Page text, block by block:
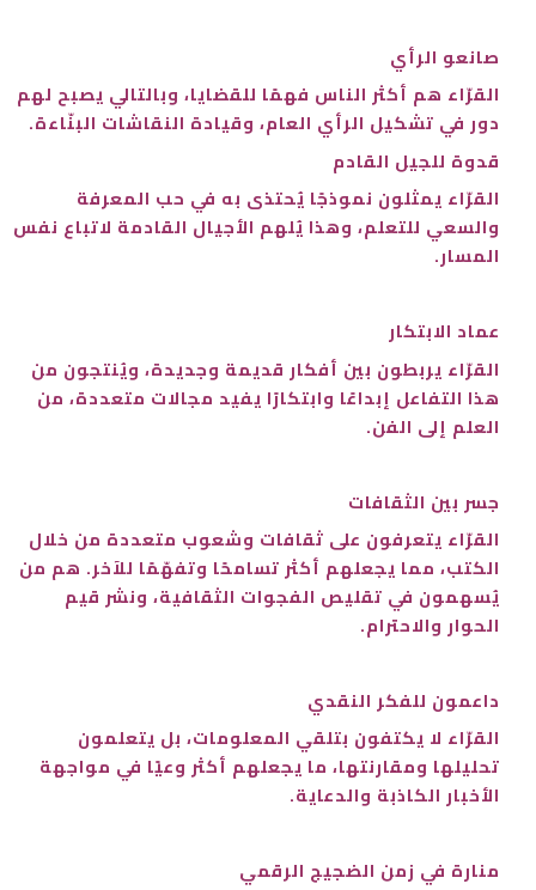
صانعو الرأي
القرّاء هم أكثر الناس فهمًا للقضايا، وبالتالي يصبح لهم
دور في تشكيل الرأي العام، وقيادة النقاشات البنّاءة.
قدوة للجيل القادم
القرّاء يمثلون نموذجًا يُحتذى به في حب المعرفة
والسعي للتعلم، وهذا يُلهم الأجيال القادمة لاتباع نفس
المسار.
عماد الابتكار
القرّاء يربطون بين أفكار قديمة وجديدة، ويُنتجون من
هذا التفاعل إبداعًا وابتكارًا يفيد مجالات متعددة، من
العلم إلى الفن.
جسر بين الثقافات
القرّاء يتعرفون على ثقافات وشعوب متعددة من خلال
الكتب، مما يجعلهم أكثر تسامحًا وتفهّمًا للآخر. هم من
يُسهمون في تقليص الفجوات الثقافية، ونشر قيم
الحوار والاحترام.
داعمون للفكر النقدي
القرّاء لا يكتفون بتلقي المعلومات، بل يتعلمون
تحليلها ومقارنتها، ما يجعلهم أكثر وعيًا في مواجهة
الأخبار الكاذبة والدعاية.
منارة في زمن الضجيج الرقمي